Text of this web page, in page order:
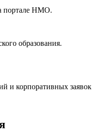
портале НМО.
образования.
и корпоративных заявок